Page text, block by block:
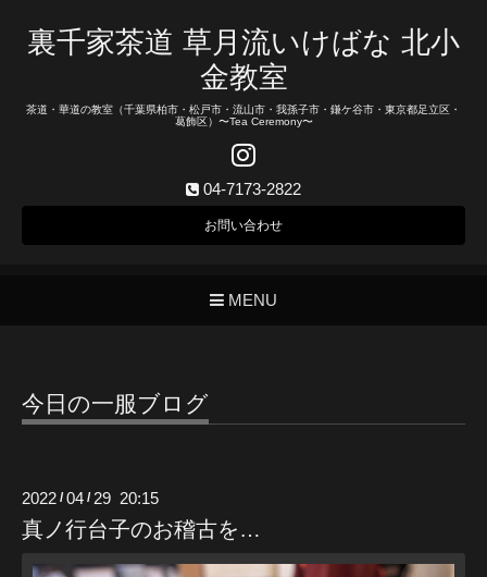
裏千家茶道 草月流いけばな 北小
金教室
茶道・華道の教室（千葉県柏市・松戸市・流山市・我孫子市・鎌ケ谷市・東京都足立区・
葛飾区）〜Tea Ceremony〜
04-7173-2822
お問い合わせ
MENU
今日の一服ブログ
2022 /04 / 29 20:15
真ノ行台子のお稽古を…